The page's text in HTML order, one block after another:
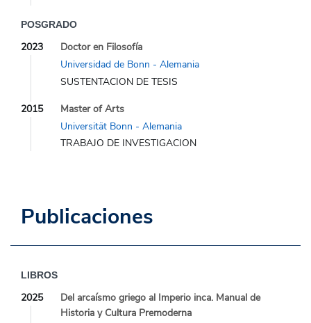
POSGRADO
2023
Doctor en Filosofía
Universidad de Bonn - Alemania
SUSTENTACION DE TESIS
2015
Master of Arts
Universität Bonn - Alemania
TRABAJO DE INVESTIGACION
Publicaciones
LIBROS
2025
Del arcaísmo griego al Imperio inca. Manual de
Historia y Cultura Premoderna